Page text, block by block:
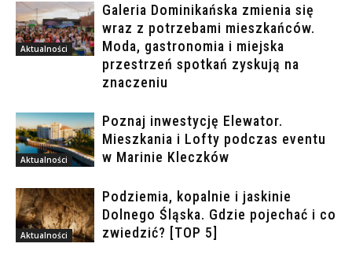
Aktualności
Galeria Dominikańska zmienia się
wraz z potrzebami mieszkańców.
Moda, gastronomia i miejska
przestrzeń spotkań zyskują na
znaczeniu
Aktualności
Poznaj inwestycję Elewator.
Mieszkania i Lofty podczas eventu
w Marinie Kleczków
Aktualności
Podziemia, kopalnie i jaskinie
Dolnego Śląska. Gdzie pojechać i co
zwiedzić? [TOP 5]